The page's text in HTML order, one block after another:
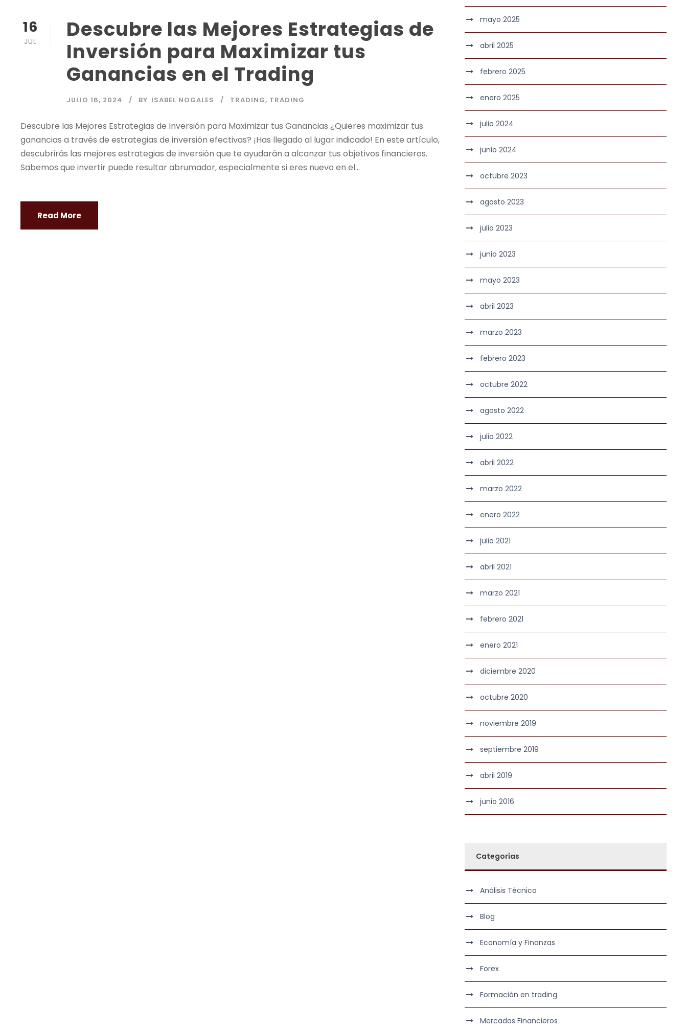
16
JUL
Descubre las Mejores Estrategias de
Inversión para Maximizar tus
Ganancias en el Trading
JULIO 16, 2024 BY ISABEL NOGALES TRADING, TRADING
Descubre las Mejores Estrategias de Inversión para Maximizar tus Ganancias ¿Quieres maximizar tus
ganancias a través de estrategias de inversión efectivas? ¡Has llegado al lugar indicado! En este artículo,
descubrirás las mejores estrategias de inversión que te ayudarán a alcanzar tus objetivos financieros.
Sabemos que invertir puede resultar abrumador, especialmente si eres nuevo en el...
Read More
mayo 2025
abril 2025
febrero 2025
enero 2025
julio 2024
junio 2024
octubre 2023
agosto 2023
julio 2023
junio 2023
mayo 2023
abril 2023
marzo 2023
febrero 2023
octubre 2022
agosto 2022
julio 2022
abril 2022
marzo 2022
enero 2022
julio 2021
abril 2021
marzo 2021
febrero 2021
enero 2021
diciembre 2020
octubre 2020
noviembre 2019
septiembre 2019
abril 2019
junio 2016
Categorías
Análisis Técnico
Blog
Economía y Finanzas
Forex
Formación en trading
Mercados Financieros